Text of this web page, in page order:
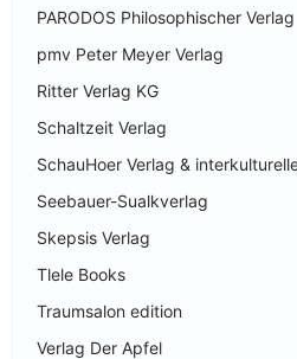
PARODOS Philosophischer Verlag
pmv Peter Meyer Verlag
Ritter Verlag KG
Schaltzeit Verlag
SchauHoer Verlag &
Seebauer-Sualkverlag
Skepsis Verlag
Tlele Books
Traumsalon edition
Verlag Der Apfel